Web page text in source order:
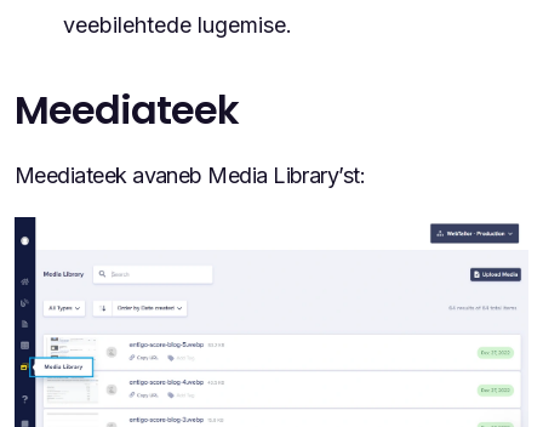
veebilehtede lugemise.
Meediateek
Meediateek avaneb Media Library’st: